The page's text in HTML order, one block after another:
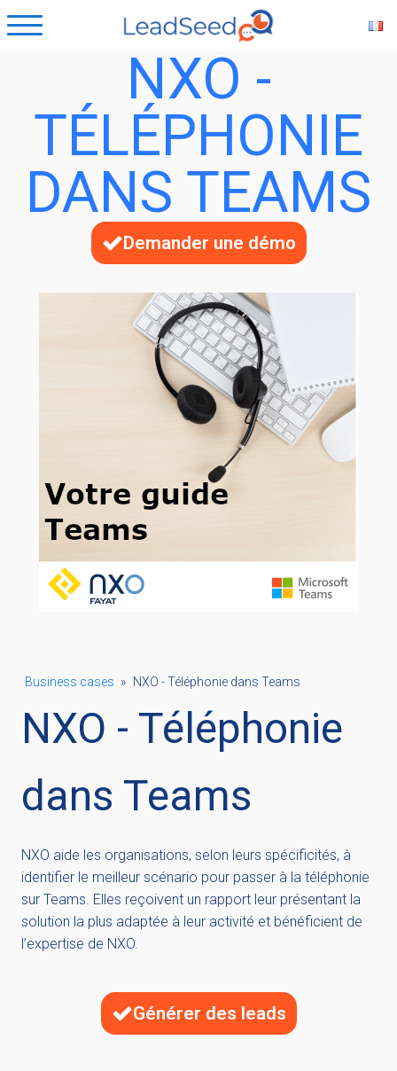
NXO -
TÉLÉPHONIE
DANS TEAMS
Demander une démo
Business cases » NXO - Téléphonie dans Teams
NXO - Téléphonie
dans Teams
NXO aide les organisations, selon leurs spécificités, à
identifier le meilleur scénario pour passer à la téléphonie
sur Teams. Elles reçoivent un rapport leur présentant la
solution la plus adaptée à leur activité et bénéficient de
l’expertise de NXO.
Générer des leads